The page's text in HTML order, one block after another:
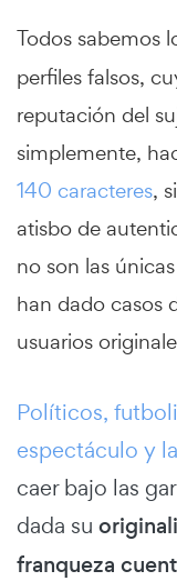
Todos sabemos
perfiles falsos,
reputación del
simplemente,
140 caracteres,
atisbo de
no son las
han dado casos
usuarios
Políticos,
espectáculo y
caer bajo las
dada su
franqueza